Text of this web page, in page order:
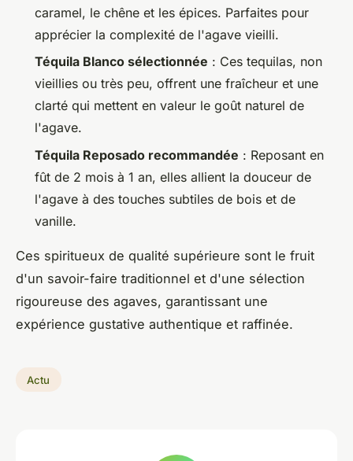
caramel, le chêne et les épices. Parfaites pour
apprécier la complexité de l'agave vieilli.
Téquila Blanco sélectionnée : Ces tequilas, non
vieillies ou très peu, offrent une fraîcheur et une
clarté qui mettent en valeur le goût naturel de
l'agave.
Téquila Reposado recommandée : Reposant en
fût de 2 mois à 1 an, elles allient la douceur de
l'agave à des touches subtiles de bois et de
vanille.
Ces spiritueux de qualité supérieure sont le fruit
d'un savoir-faire traditionnel et d'une sélection
rigoureuse des agaves, garantissant une
expérience gustative authentique et raffinée.
Actu